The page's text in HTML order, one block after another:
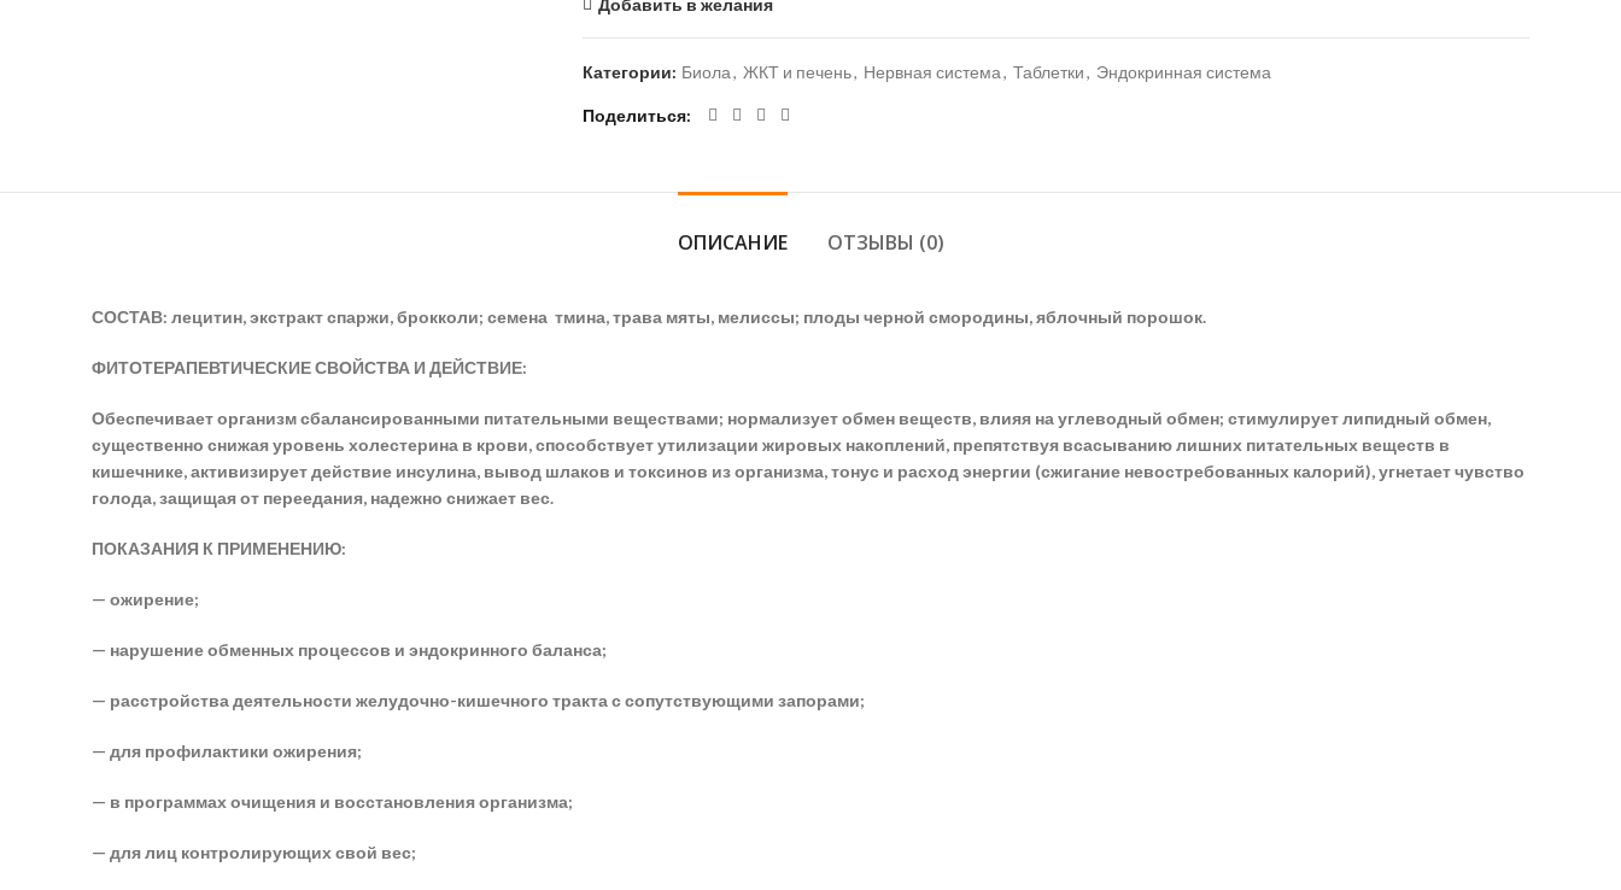
Добавить в желания
Категории: Биола, ЖКТ и печень, Нервная система, Таблетки, Эндокринная система
Поделиться
ОПИСАНИЕ ОТЗЫВЫ (0)
СОСТАВ: лецитин, экстракт спаржи, брокколи; семена тмина, трава мяты, мелиссы; плоды черной смородины, яблочный порошок.
ФИТОТЕРАПЕВТИЧЕСКИЕ СВОЙСТВА И ДЕЙСТВИЕ:
Обеспечивает организм сбалансированными питательными веществами; нормализует обмен веществ, влияя на углеводный обмен; стимулирует липидный обмен,
существенно снижая уровень холестерина в крови, способствует утилизации жировых накоплений, препятствуя всасыванию лишних питательных веществ в
кишечнике, активизирует действие инсулина, вывод шлаков и токсинов из организма, тонус и расход энергии (сжигание невостребованных калорий), угнетает чувство
голода, защищая от переедания, надежно снижает вес.
ПОКАЗАНИЯ К ПРИМЕНЕНИЮ:
— ожирение;
— нарушение обменных процессов и эндокринного баланса;
— расстройства деятельности желудочно-кишечного тракта с сопутствующими запорами;
— для профилактики ожирения;
— в программах очищения и восстановления организма;
— для лиц контролирующих свой вес;